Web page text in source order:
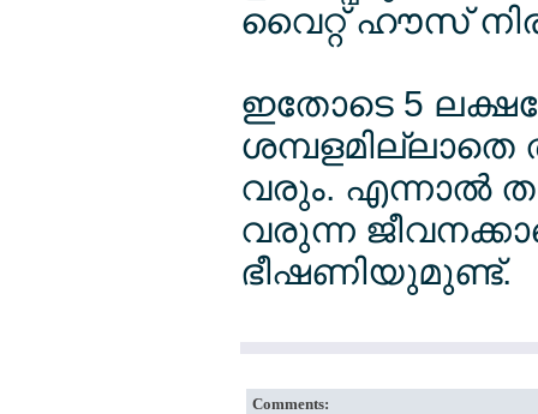
വൈറ്റ് ഹൗസ്
ഇതോടെ 5
ശമ്പളമില്ലാതെ
വരും. എന്നാല്‍
വരുന്ന
ഭീഷണിയുമുണ്ട്.
Comments: